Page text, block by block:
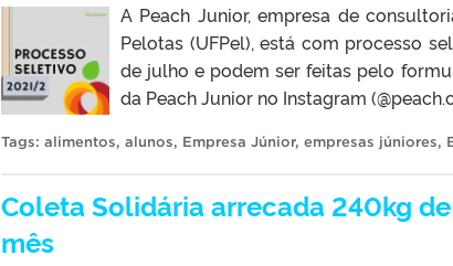
A Peach Junior, empresa de
Pelotas (UFPel), está com processo
de julho e podem ser feitas pelo
da Peach Junior no Instagram
Tags: alimentos, alunos, Empresa Júnior, empresas júniores,
Coleta Solidária arrecada 240kg
mês